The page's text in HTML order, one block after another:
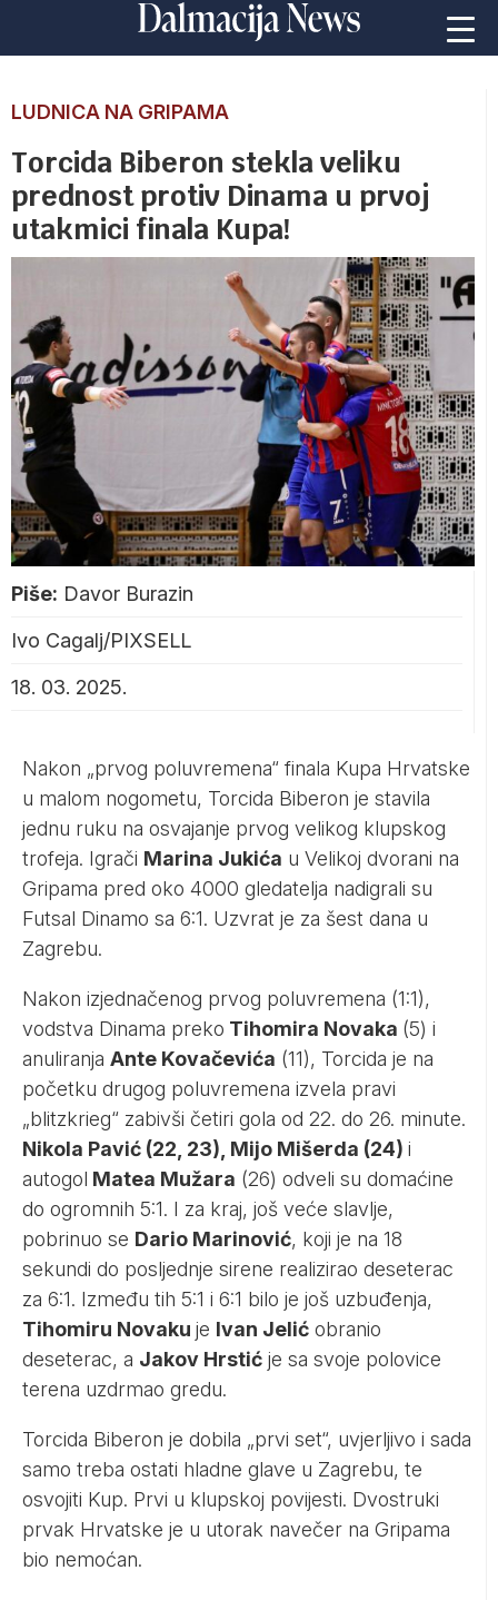
LUDNICA NA GRIPAMA
Torcida Biberon stekla veliku
prednost protiv Dinama u prvoj
utakmici finala Kupa!
Piše: Davor Burazin
Ivo Cagalj/PIXSELL
18. 03. 2025.
Nakon „prvog poluvremena“ finala Kupa Hrvatske
u malom nogometu, Torcida Biberon je stavila
jednu ruku na osvajanje prvog velikog klupskog
trofeja. Igrači Marina Jukića u Velikoj dvorani na
Gripama pred oko 4000 gledatelja nadigrali su
Futsal Dinamo sa 6:1. Uzvrat je za šest dana u
Zagrebu.
Nakon izjednačenog prvog poluvremena (1:1),
vodstva Dinama preko Tihomira Novaka (5) i
anuliranja Ante Kovačevića (11), Torcida je na
početku drugog poluvremena izvela pravi
„blitzkrieg“ zabivši četiri gola od 22. do 26. minute.
Nikola Pavić (22, 23), Mijo Mišerda (24) i
autogol Matea Mužara (26) odveli su domaćine
do ogromnih 5:1. I za kraj, još veće slavlje,
pobrinuo se Dario Marinović, koji je na 18
sekundi do posljednje sirene realizirao deseterac
za 6:1. Između tih 5:1 i 6:1 bilo je još uzbuđenja,
Tihomiru Novaku je Ivan Jelić obranio
deseterac, a Jakov Hrstić je sa svoje polovice
terena uzdrmao gredu.
Torcida Biberon je dobila „prvi set“, uvjerljivo i sada
samo treba ostati hladne glave u Zagrebu, te
osvojiti Kup. Prvi u klupskoj povijesti. Dvostruki
prvak Hrvatske je u utorak navečer na Gripama
bio nemoćan.